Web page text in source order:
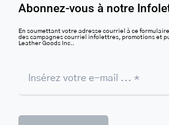
Abonnez-vous à notre
En soumettant votre adresse courriel à ce
des campagnes courriel infolettres, promotions et
Leather Goods Inc..